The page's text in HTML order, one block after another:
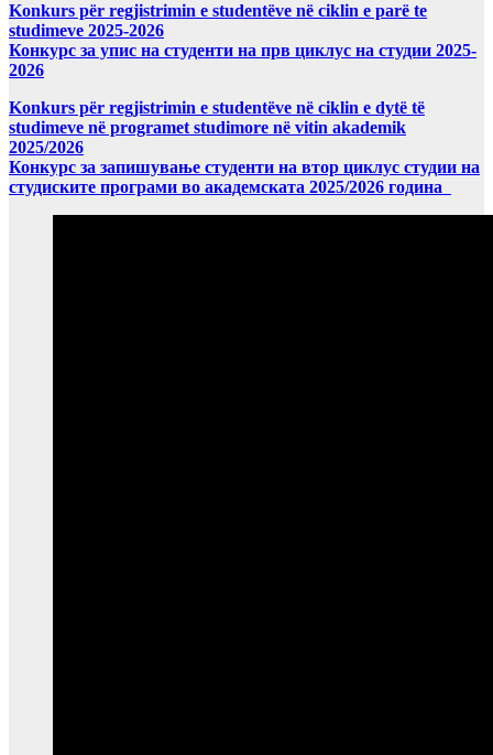
Konkurs për regjistrimin e studentëve në ciklin e parë te
studimeve 2025-2026
Конкурс за упис на студенти на прв циклус на студии 2025-
2026
Konkurs për regjistrimin e studentëve në ciklin e dytë të
studimeve në programet studimore në vitin akademik
2025/2026
Конкурс за запишување студенти на втор циклус студии на
студиските програми во академската 2025/2026 година